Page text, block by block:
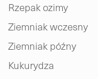
Rzepak ozimy
Ziemniak wczesny
Ziemniak późny
Kukurydza